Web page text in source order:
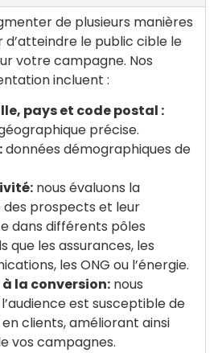
de plusieurs manières
d’atteindre le public cible le
votre campagne. Nos
incluent :
pays et code postal :
précise.
données démographiques de
nous évaluons la
prospects et leur
dans différents pôles
que les assurances, les
les ONG ou l’énergie.
la conversion: nous
est susceptible de
clients, améliorant ainsi
vos campagnes.